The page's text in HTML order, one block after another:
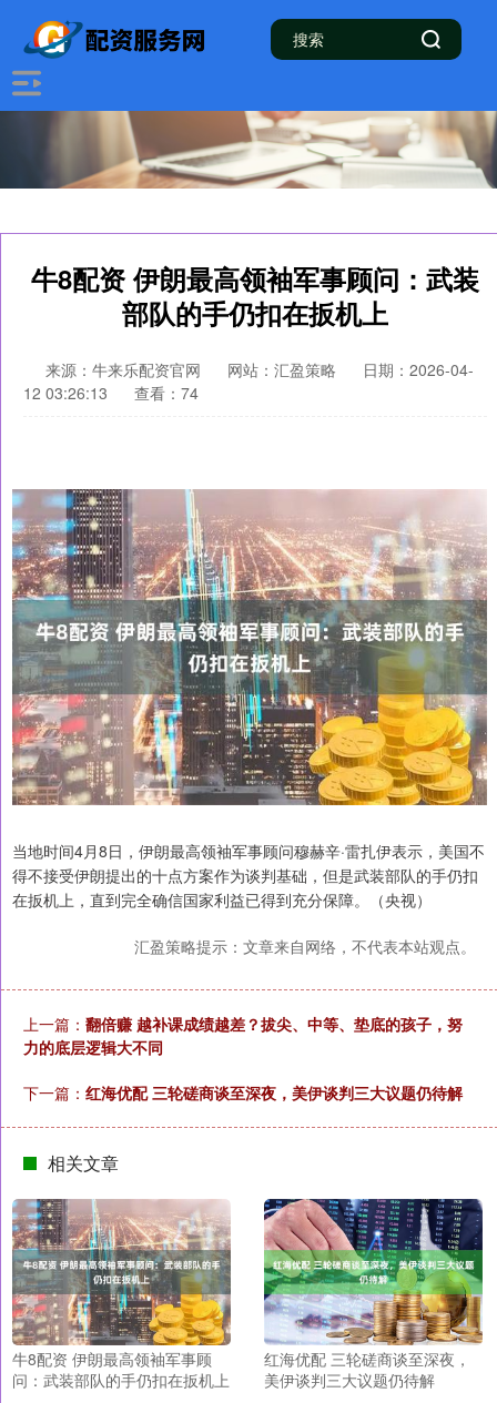
牛8配资 伊朗最高领袖军事顾问：武装
部队的手仍扣在扳机上
来源：牛来乐配资官网 网站：汇盈策略
日期：2026-04-
12 03:26:13
查看：74
当地时间4月8日，伊朗最高领袖军事顾问穆赫辛·雷扎伊表示，美国不
得不接受伊朗提出的十点方案作为谈判基础，但是武装部队的手仍扣
在扳机上，直到完全确信国家利益已得到充分保障。（央视）
汇盈策略提示：文章来自网络，不代表本站观点。
上一篇： 翻倍赚 越补课成绩越差？拔尖、中等、垫底的孩子，努
力的底层逻辑大不同
下一篇： 红海优配 三轮磋商谈至深夜，美伊谈判三大议题仍待解
相关文章
牛8配资 伊朗最高领袖军事顾
问：武装部队的手仍扣在扳机上
红海优配 三轮磋商谈至深夜，
美伊谈判三大议题仍待解